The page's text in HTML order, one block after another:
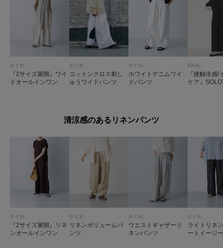
かぐれ
『2サイズ展開』ワイ
ドオールインワン
かぐれ
コットンクロス刺し
ゅうワイドパンツ
かぐれ
ホワイトデニムワイ
ドパンツ
EKAL
『接触冷感/
ケア』
清涼感のあるリネンパンツ
かぐれ
『2サイズ展開』リネ
ンオールインワン
かぐれ
リネンボリュームパ
ンツ
かぐれ
ウエストギャザーリ
ネンパンツ
かぐれ
ライトリネ
ートイージ